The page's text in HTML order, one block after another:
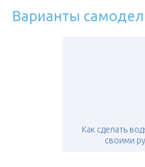
Варианты
Как сделать
своими